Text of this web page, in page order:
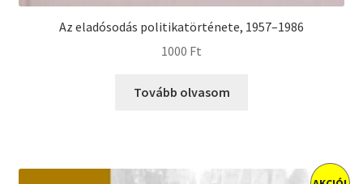
Az eladósodás politikatörténete, 1957–1986
1000 Ft
Tovább olvasom